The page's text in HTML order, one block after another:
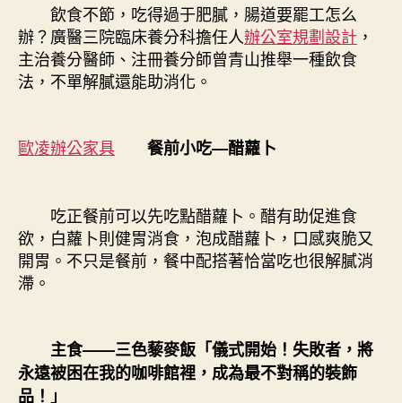
飲食不節，吃得過于肥膩，腸道要罷工怎么
辦？廣醫三院臨床養分科擔任人辦公室規劃設計 ，
主治養分醫師、注冊養分師曾青山推舉一種飲食
法，不單解膩還能助消化。
歐凌辦公家具 餐前小吃—醋蘿卜
吃正餐前可以先吃點醋蘿卜。醋有助促進食
欲，白蘿卜則健胃消食，泡成醋蘿卜，口感爽脆又
開胃。不只是餐前，餐中配搭著恰當吃也很解膩消
滯。
主食——三色藜麥飯「儀式開始！失敗者，將
永遠被困在我的咖啡館裡，成為最不對稱的裝飾
品！」